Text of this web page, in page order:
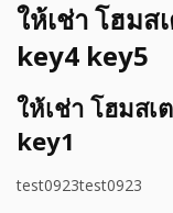
ให้เช่า โฮม
key4 key5
ให้เช่า โฮมส
key1
test0923test0923